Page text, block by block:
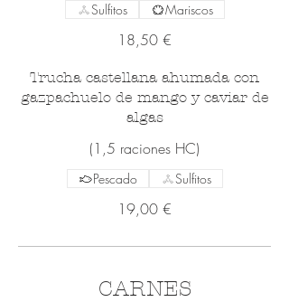
18,50 €
Sulfitos Mariscos
Trucha castellana ahumada con
gazpachuelo de mango y caviar de
algas
(1,5 raciones HC)
19,00 €
Pescado Sulfitos
CARNES